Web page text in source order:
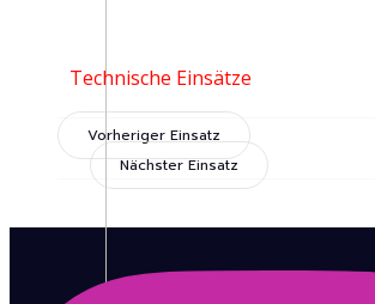
Technische Einsätze
Vorheriger Einsatz
Nächster Einsatz